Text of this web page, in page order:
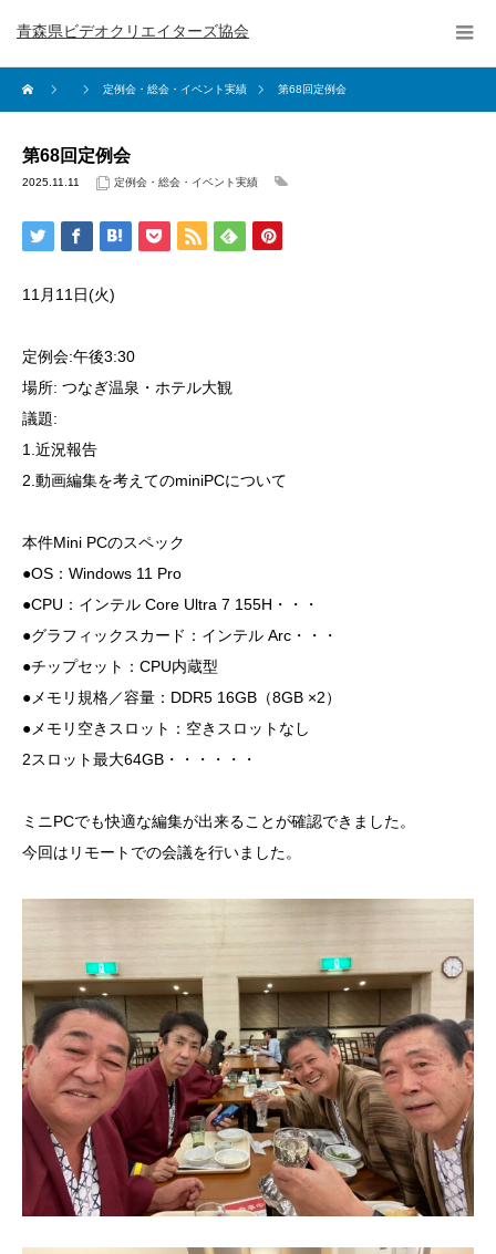
青森県ビデオクリエイターズ協会
定例会・総会・イベント実績 第68回定例会
第68回定例会
2025.11.11 定例会・総会・イベント実績
11月11日(火)
定例会:午後3:30
場所: つなぎ温泉・ホテル大観
議題:
1.近況報告
2.動画編集を考えてのminiPCについて
本件Mini PCのスペック
●OS：Windows 11 Pro
●CPU：インテル Core Ultra 7 155H・・・
●グラフィックスカード：インテル Arc・・・
●チップセット：CPU内蔵型
●メモリ規格／容量：DDR5 16GB（8GB ×2）
●メモリ空きスロット：空きスロットなし
2スロット最大64GB・・・・・・
ミニPCでも快適な編集が出来ることが確認できました。
今回はリモートでの会議を行いました。